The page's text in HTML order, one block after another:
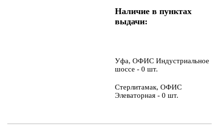
Наличие в пунктах
выдачи:
Уфа, ОФИС Индустриальное
шоссе - 0 шт.
Стерлитамак, ОФИС
Элеваторная - 0 шт.